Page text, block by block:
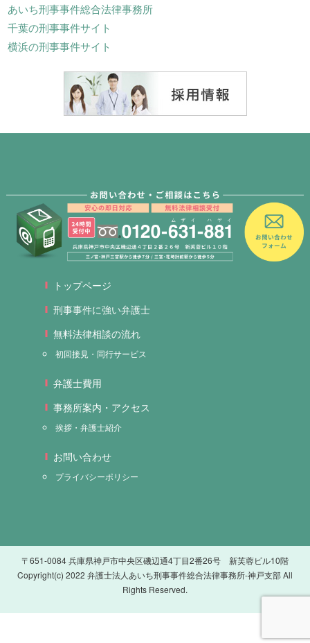
あいち刑事事件総合法律事務所
千葉の刑事事件サイト
横浜の刑事事件サイト
トップページ
刑事事件に強い弁護士
無料法律相談の流れ
初回接見・同行サービス
弁護士費用
事務所案内・アクセス
挨拶・弁護士紹介
お問い合わせ
プライバシーポリシー
〒651-0084 兵庫県神戸市中央区磯辺通4丁目2番26号 新芙蓉ビル10階
Copyright(c) 2022 弁護士法人あいち刑事事件総合法律事務所-神戸支部 All
Rights Reserved.